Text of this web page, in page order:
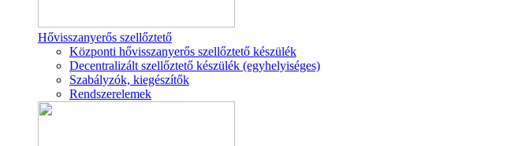
Hővisszanyerős szellőztető
Központi hővisszanyerős szellőztető készülék
Decentralizált szellőztető készülék (egyhelyiséges)
Szabályzók, kiegészítők
Rendszerelemek